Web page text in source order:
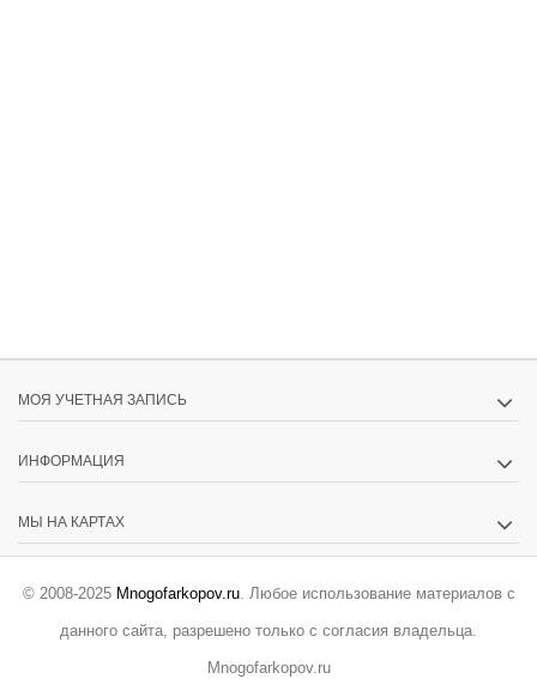
МОЯ УЧЕТНАЯ ЗАПИСЬ
ИНФОРМАЦИЯ
МЫ НА КАРТАХ
© 2008-2025 Mnogofarkopov.ru. Любое использование материалов с
данного сайта, разрешено только с согласия владельца.
Mnogofarkopov.ru